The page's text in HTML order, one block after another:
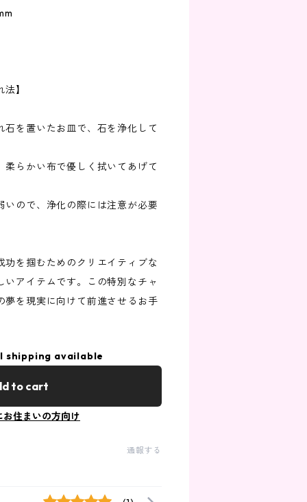
】
を置いたお皿で、石を浄化して
らかい布で優しく拭いてあげて
ので、浄化の際には注意が必要
を掴むためのクリエイティブな
アイテムです。この特別なチャ
夢を現実に向けて前進させるお手
shipping available
to cart
お住まいの方向け
通報する